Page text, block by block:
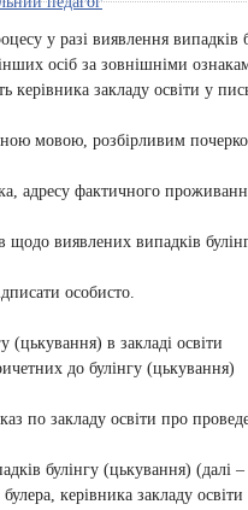
у разі виявлення
осіб за зовнішніми
керівника закладу освіти у
мовою, розбірливим
адресу фактичного
щодо виявлених випадків
особисто.
(цькування) в закладі освіти
до булінгу (цькування)
по закладу освіти про
булінгу (цькування)
керівника закладу освіти